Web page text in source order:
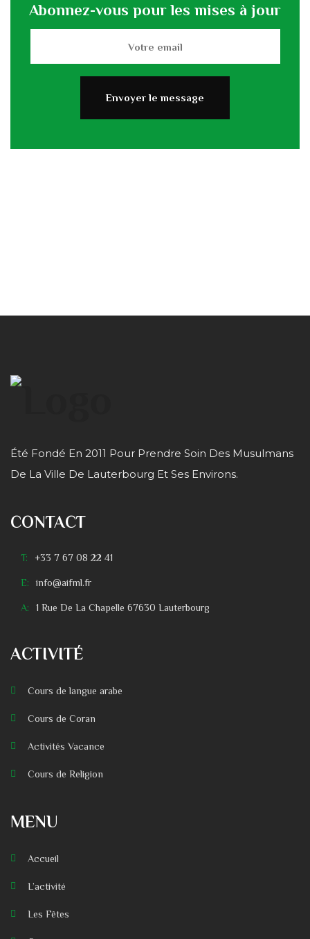
Abonnez-vous pour les mises à jour
Été Fondé En 2011 Pour Prendre Soin Des Musulmans
De La Ville De Lauterbourg Et Ses Environs.
CONTACT
T: +33 7 67 08 22 41
E: info@aifml.fr
A: 1 Rue De La Chapelle 67630 Lauterbourg
ACTIVITÉ
Cours de langue arabe
Cours de Coran
Activités Vacance
Cours de Religion
MENU
Accueil
L’activité
Les Fêtes